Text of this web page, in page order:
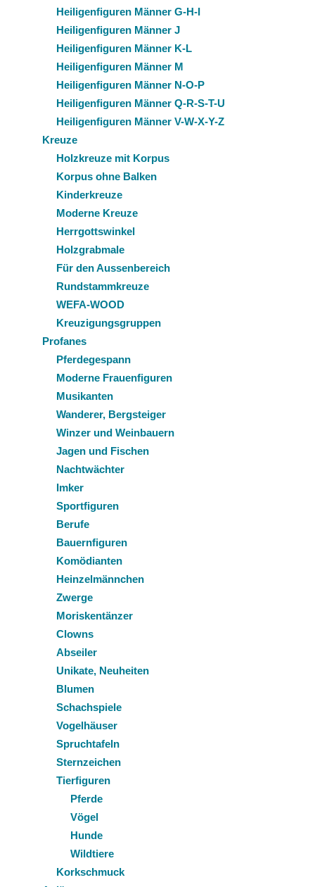
Heiligenfiguren Männer G-H-I
Heiligenfiguren Männer J
Heiligenfiguren Männer K-L
Heiligenfiguren Männer M
Heiligenfiguren Männer N-O-P
Heiligenfiguren Männer Q-R-S-T-U
Heiligenfiguren Männer V-W-X-Y-Z
Kreuze
Holzkreuze mit Korpus
Korpus ohne Balken
Kinderkreuze
Moderne Kreuze
Herrgottswinkel
Holzgrabmale
Für den Aussenbereich
Rundstammkreuze
WEFA-WOOD
Kreuzigungsgruppen
Profanes
Pferdegespann
Moderne Frauenfiguren
Musikanten
Wanderer, Bergsteiger
Winzer und Weinbauern
Jagen und Fischen
Nachtwächter
Imker
Sportfiguren
Berufe
Bauernfiguren
Komödianten
Heinzelmännchen
Zwerge
Moriskentänzer
Clowns
Abseiler
Unikate, Neuheiten
Blumen
Schachspiele
Vogelhäuser
Spruchtafeln
Sternzeichen
Tierfiguren
Pferde
Vögel
Hunde
Wildtiere
Korkschmuck